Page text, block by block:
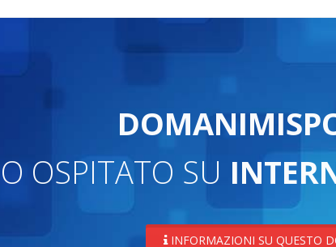
OSPITATO SU
INFORMAZIONI SU QUESTO